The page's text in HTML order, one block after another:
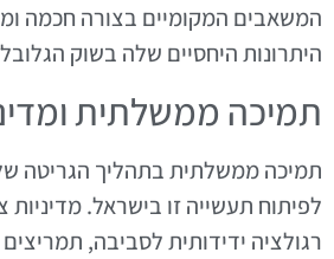
המשאבים המקומיים בצורה חכמה
היתרונות היחסיים שלה בשוק
תמיכה ממשלתית
תמיכה ממשלתית בתהליך הגריטה
לפיתוח תעשייה זו בישראל.
רגולציה ידידותית לסביבה,